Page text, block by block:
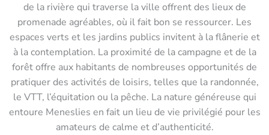
de la rivière qui traverse la ville offrent des lieux de
promenade agréables, où il fait bon se ressourcer. Les
espaces verts et les jardins publics invitent à la flânerie et
à la contemplation. La proximité de la campagne et de la
forêt offre aux habitants de nombreuses opportunités de
pratiquer des activités de loisirs, telles que la randonnée,
le VTT, l’équitation ou la pêche. La nature généreuse qui
entoure Meneslies en fait un lieu de vie privilégié pour les
amateurs de calme et d’authenticité.